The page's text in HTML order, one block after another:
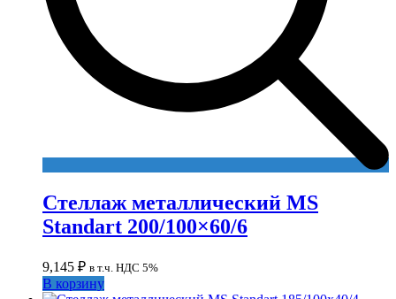
Стеллаж металлический MS
Standart 200/100×60/6
9,145 ₽ в т.ч. НДС 5%
В корзину